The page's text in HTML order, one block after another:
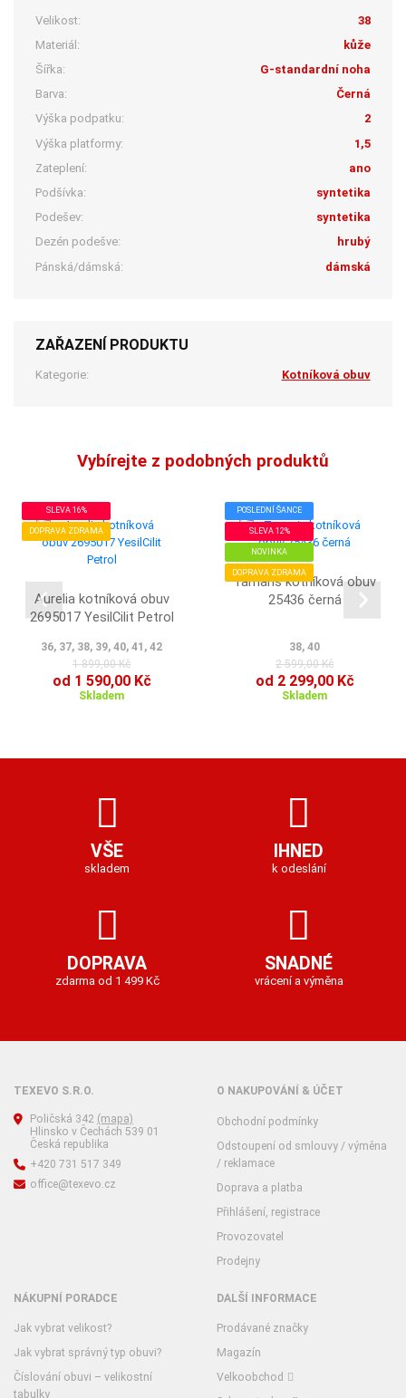
Velikost:
38
Materiál:
kůže
Šířka:
G-standardní noha
Barva:
Černá
Výška podpatku:
2
Výška platformy:
1,5
Zateplení:
ano
Podšívka:
syntetika
Podešev:
syntetika
Dezén podešve:
hrubý
Pánská/dámská:
dámská
ZAŘAZENÍ PRODUKTU
Kategorie: Kotníková obuv
Vybírejte z podobných produktů
SLEVA 16%
DOPRAVA ZDRAMA
Aurelia kotníková obuv
2695017 YesilCilit Petrol
36, 37, 38, 39, 40, 41, 42
1 899,00 Kč
od 1 590,00 Kč
Skladem
POSLEDNÍ ŠANCE
SLEVA 12%
NOVINKA
DOPRAVA ZDRAMA
Tamaris kotníková obuv
25436 černá
38, 40
2 599,00 Kč
od 2 299,00 Kč
Skladem
VŠE
skladem
IHNED
k odeslání
DOPRAVA
zdarma od 1 499 Kč
SNADNÉ
vrácení a výměna
TEXEVO S.R.O.
Poličská 342 (mapa)
Hlinsko v Čechách 539 01
Česká republika
+420 731 517 349
office@texevo.cz
O NAKUPOVÁNÍ & ÚČET
Obchodní podmínky
Odstoupení od smlouvy / výměna
/ reklamace
Doprava a platba
Přihlášení, registrace
Provozovatel
Prodejny
NÁKUPNÍ PORADCE
Jak vybrat velikost?
Jak vybrat správný typ obuvi?
Číslování obuvi – velikostní
tabulky
DALŠÍ INFORMACE
Prodávané značky
Magazín
Velkoobchod